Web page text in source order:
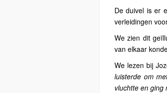
De duivel is er
verleidingen
We zien dit
van elkaar
We lezen bij
luisterde om
vluchtte en ging